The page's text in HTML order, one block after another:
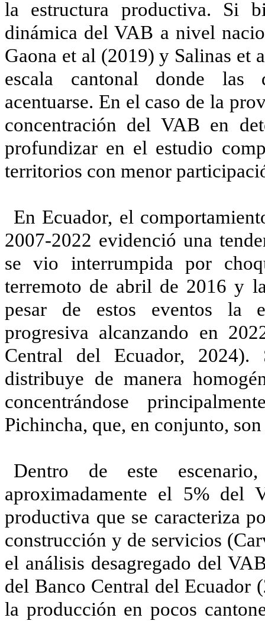
la estructura productiva. Si
dinámica del VAB a nivel
Gaona et al (2019) y Salinas et
escala cantonal donde las
acentuarse. En el caso de la
concentración del VAB en
profundizar en el estudio
territorios con menor
En Ecuador, el
2007-2022 evidenció una
se vio interrumpida por
terremoto de abril de 2016 y
pesar de estos eventos la
progresiva alcanzando en
Central del Ecuador,
distribuye de manera
concentrándose
Pichincha, que, en conjunto,
Dentro de este
aproximadamente el 5% del
productiva que se caracteriza
construcción y de servicios
el análisis desagregado del
del Banco Central del Ecuador
la producción en pocos